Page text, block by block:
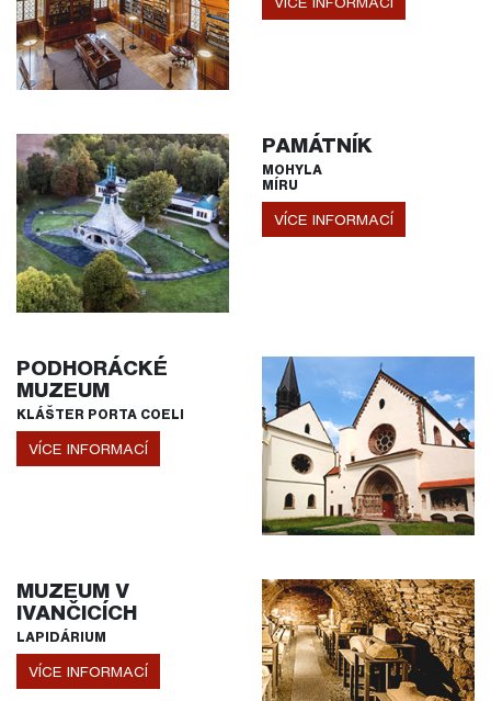
PAMÁTNÍK
MOHYLA
MÍRU
VÍCE INFORMACÍ
PODHORÁCKÉ
MUZEUM
KLÁŠTER PORTA COELI
VÍCE INFORMACÍ
MUZEUM V
IVANČICÍCH
LAPIDÁRIUM
VÍCE INFORMACÍ